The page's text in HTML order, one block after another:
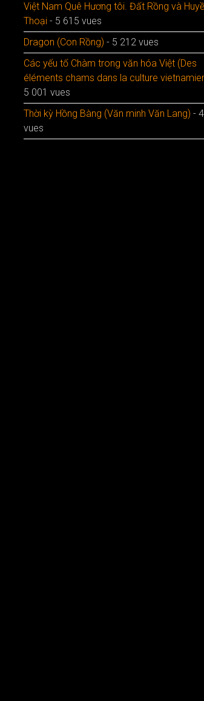
Việt Nam Quê Hương tôi. Đất Rồng và
Thoại - 5 615 vues
Dragon (Con Rồng) - 5 212 vues
Các yếu tố Chàm trong văn hóa Việt (Des
éléments chams dans la culture
5 001 vues
Thời kỳ Hồng Bàng (Văn minh Văn Lang) -
vues